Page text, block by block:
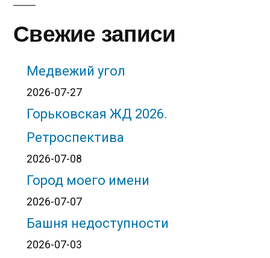
Свежие записи
Медвежий угол
2026-07-27
Горьковская ЖД 2026.
Ретроспектива
2026-07-08
Город моего имени
2026-07-07
Башня недоступности
2026-07-03